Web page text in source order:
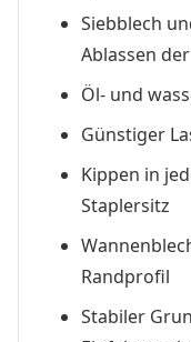
Siebblech
Ablassen
Öl- und
Günstiger
Kippen in
Staplersitz
Randprofil
Stabiler